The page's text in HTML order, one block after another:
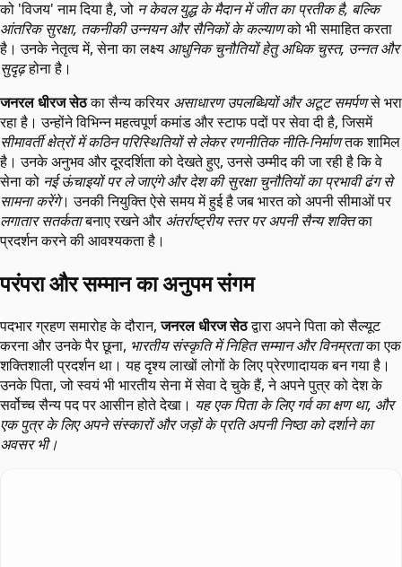
को 'विजय' नाम दिया है, जो न केवल युद्ध के मैदान में जीत का प्रतीक है, बल्कि
आंतरिक सुरक्षा, तकनीकी उन्नयन और सैनिकों के कल्याणको भी समाहित करता
है। उनके नेतृत्व में, सेना का लक्ष्य आधुनिक चुनौतियों हेतु अधिक चुस्त, उन्नत और
सुदृढ़होना है।
जनरल धीरज सेठका सैन्य करियरअसाधारण उपलब्धियों और अटूट समर्पणसे भरा
रहा है। उन्होंने विभिन्न महत्वपूर्ण कमांड और स्टाफ पदों पर सेवा दी है, जिसमें
सीमावर्ती क्षेत्रों में कठिन परिस्थितियों से लेकर रणनीतिक नीति-निर्माणतक शामिल
है। उनके अनुभव और दूरदर्शिता को देखते हुए, उनसे उम्मीद की जा रही है कि वे
सेना को नई ऊंचाइयों पर ले जाएंगे और देश की सुरक्षा चुनौतियों का प्रभावी ढंग से
सामना करेंगे। उनकी नियुक्ति ऐसे समय में हुई है जब भारत को अपनी सीमाओं पर
लगातार सतर्कताबनाए रखने औरअंतर्राष्ट्रीय स्तर पर अपनी सैन्य शक्तिका
प्रदर्शन करने की आवश्यकता है।
परंपरा और सम्मान का अनुपम संगम
पदभार ग्रहण समारोह के दौरान,जनरल धीरज सेठद्वारा अपने पिता को सैल्यूट
करना और उनके पैर छूना, भारतीय संस्कृति में निहित सम्मान और विनम्रताका एक
शक्तिशाली प्रदर्शन था। यह दृश्य लाखों लोगों के लिए प्रेरणादायक बन गया है।
उनके पिता, जो स्वयं भी भारतीय सेना में सेवा दे चुके हैं, ने अपने पुत्र को देश के
सर्वोच्च सैन्य पद पर आसीन होते देखा। यह एक पिता के लिए गर्व का क्षण था, और
एक पुत्र के लिए अपने संस्कारों और जड़ों के प्रति अपनी निष्ठा को दर्शाने का
अवसर भी।